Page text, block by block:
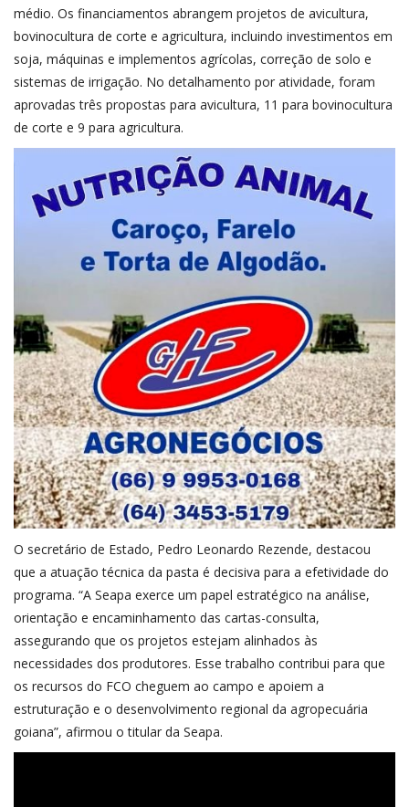
médio. Os financiamentos abrangem projetos de avicultura,
bovinocultura de corte e agricultura, incluindo investimentos em
soja, máquinas e implementos agrícolas, correção de solo e
sistemas de irrigação. No detalhamento por atividade, foram
aprovadas três propostas para avicultura, 11 para bovinocultura
de corte e 9 para agricultura.
O secretário de Estado, Pedro Leonardo Rezende, destacou
que a atuação técnica da pasta é decisiva para a efetividade do
programa. “A Seapa exerce um papel estratégico na análise,
orientação e encaminhamento das cartas-consulta,
assegurando que os projetos estejam alinhados às
necessidades dos produtores. Esse trabalho contribui para que
os recursos do FCO cheguem ao campo e apoiem a
estruturação e o desenvolvimento regional da agropecuária
goiana”, afirmou o titular da Seapa.